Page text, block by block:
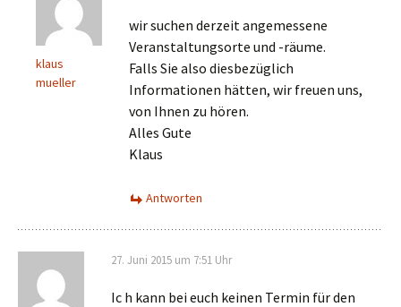
klaus
mueller
wir suchen derzeit angemessene
Veranstaltungsorte und -räume.
Falls Sie also diesbezüglich
Informationen hätten, wir freuen uns,
von Ihnen zu hören.
Alles Gute
Klaus
Antworten
27. Juni 2015 um 7:51 Uhr
Ic h kann bei euch keinen Termin für den